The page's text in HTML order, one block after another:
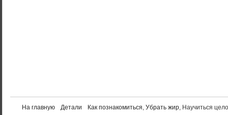
На главную Детали Как познакомиться, Убрать жир, Научиться